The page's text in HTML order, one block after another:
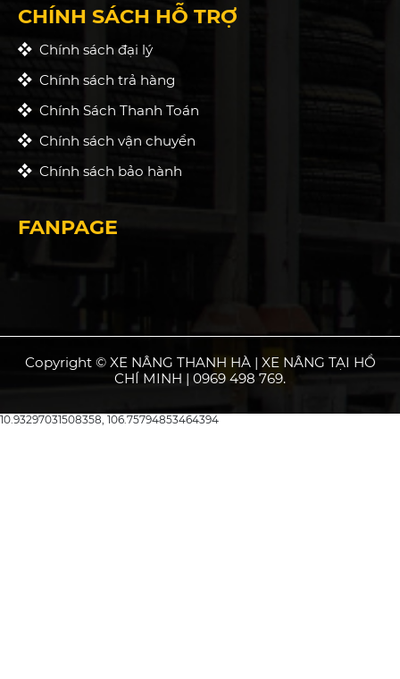
CHÍNH SÁCH HỖ TRỢ
Chính sách đại lý
Chính sách trả hàng
Chính Sách Thanh Toán
Chính sách vận chuyển
Chính sách bảo hành
FANPAGE
Copyright © XE NÂNG THANH HÀ | XE NÂNG TẠI HỒ
CHÍ MINH | 0969 498 769.
10.93297031508358, 106.75794853464394